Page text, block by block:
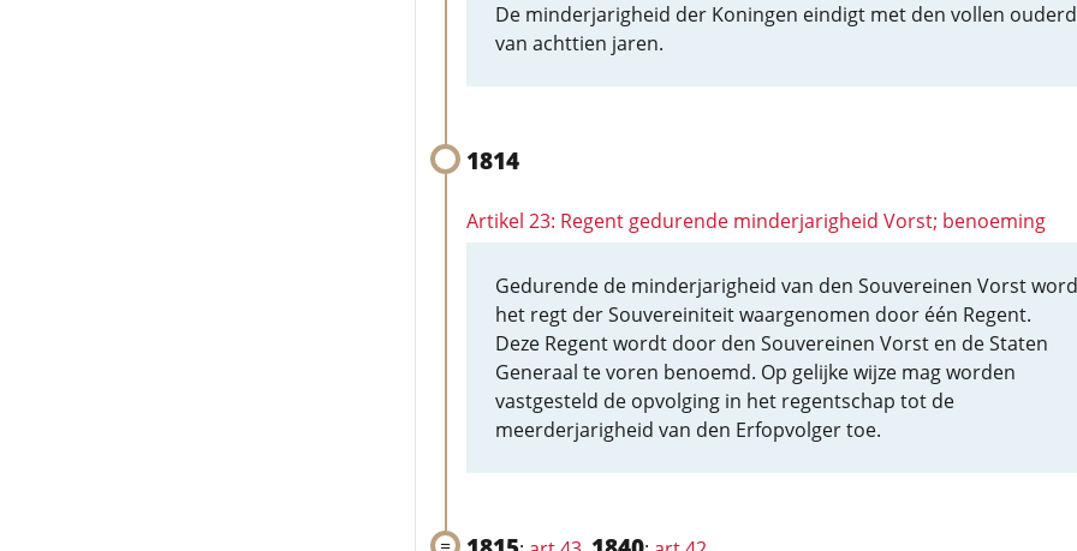
De minderjarigheid der Koningen eindigt met den vollen
van achttien jaren.
1814
Artikel 23: Regent gedurende minderjarigheid Vorst; benoeming
Gedurende de minderjarigheid van den Souvereinen Vorst
het regt der Souvereiniteit waargenomen door één Regent.
Deze Regent wordt door den Souvereinen Vorst en de Staten
Generaal te voren benoemd. Op gelijke wijze mag worden
vastgesteld de opvolging in het regentschap tot de
meerderjarigheid van den Erfopvolger toe.